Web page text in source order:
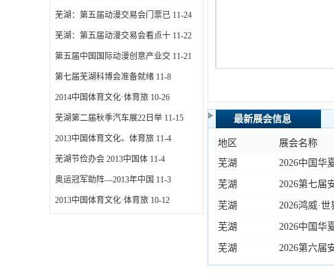
芜湖：第五届动漫交易会门票已 11-24
芜湖：第五届动漫交易会看点十 11-22
第五届中国国际动漫创意产业交 11-21
第七届芜湖科博会准备就绪 11-8
2014中国体育文化·体育旅 10-26
芜湖第二届秋季汽车展22日举 11-15
2013中国体育文化、体育旅 11-4
芜湖节俭办会 2013中国体 11-4
奥运冠军助阵—2013年中国 11-3
2013中国体育文化·体育旅 10-12
最新展会信息
地区 展会名称
芜湖 2026中国华
芜湖 2026第七届
芜湖 2026鸿威·
芜湖 2026中国华
芜湖 2026第六届